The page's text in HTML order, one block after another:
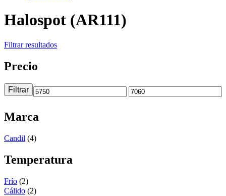
Halospot (AR111)
Filtrar resultados
Precio
Precio Precio
Filtrar
Marca
Candil (4)
Temperatura
Frío (2)
Cálido (2)